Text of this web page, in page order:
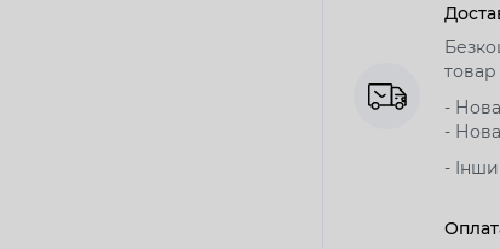
товар
-
-
-